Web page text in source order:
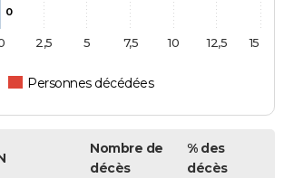
0
Personnes décédées
2,5 5 7,5 10 12,5 15
Nombre de
décès
% des
décès